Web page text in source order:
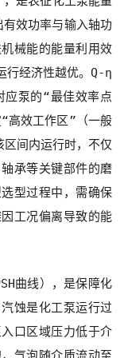
效功率与输入轴功
械能的能量利用效
行经济性越优。Q-η
应泵的“最佳效率点
“高效工作区”（一般
区间内运行时，不仅
承等关键部件的磨
型过程中，需确保
工况偏离导致的能
曲线）
，是保障化
蚀是化工泵运行过
口区域压力低于介